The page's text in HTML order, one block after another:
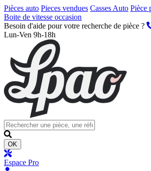
Pièces auto Pieces vendues Casses Auto Pièce
Boite de vitesse occasion
Besoin d'aide pour votre recherche de pièce ?
Lun-Ven 9h-18h
OK
Espace Pro